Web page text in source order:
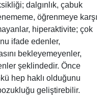
dalgınlık, çabuk
öğrenmeye karşı
hiperaktivite; çok
ifade edenler,
bekleyemeyenler,
şeklindedir. Önce
hep haklı olduğunu
geliştirebilir.